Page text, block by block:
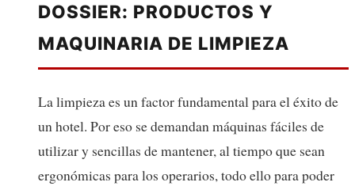
DOSSIER: PRODUCTOS Y
MAQUINARIA DE LIMPIEZA
La limpieza es un factor fundamental para el éxito de
un hotel. Por eso se demandan máquinas fáciles de
utilizar y sencillas de mantener, al tiempo que sean
ergonómicas para los operarios, todo ello para poder